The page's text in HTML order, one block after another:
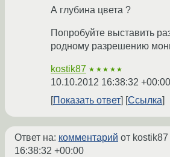
А глубина цвета ?
Попробуйте выставить
родному разрешению
kostik87 ★★★★★
10.10.2012 16:38:32 +00:00
Показать ответ
Ссылка
Ответ на: комментарий от kostik87
16:38:32 +00:00